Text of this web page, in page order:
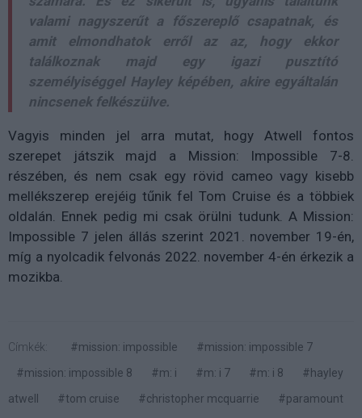
valami nagyszerűt a főszereplő csapatnak, és
amit elmondhatok erről az az, hogy ekkor
találkoznak majd egy igazi pusztító
személyiséggel Hayley képében, akire egyáltalán
nincsenek felkészülve.
Vagyis minden jel arra mutat, hogy Atwell fontos
szerepet játszik majd a Mission: Impossible 7-8.
részében, és nem csak egy rövid cameo vagy kisebb
mellékszerep erejéig tűnik fel Tom Cruise és a többiek
oldalán. Ennek pedig mi csak örülni tudunk. A Mission:
Impossible 7 jelen állás szerint 2021. november 19-én,
míg a nyolcadik felvonás 2022. november 4-én érkezik a
mozikba.
Címkék: #mission: impossible
#mission: impossible 7
#mission: impossible 8
#m: i #m: i 7 #m: i 8
#hayley
atwell
#tom cruise #christopher mcquarrie #paramount